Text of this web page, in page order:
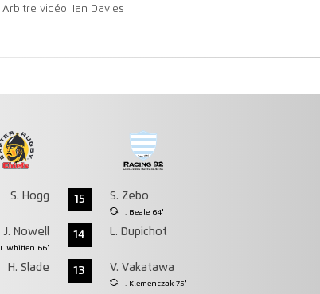
Arbitre vidéo: Ian Davies
S. Hogg 15 S. Zebo
. Beale 64'
J. Nowell
I. Whitten 66'
14 L. Dupichot
H. Slade 13 V. Vakatawa
. Klemenczak 75'